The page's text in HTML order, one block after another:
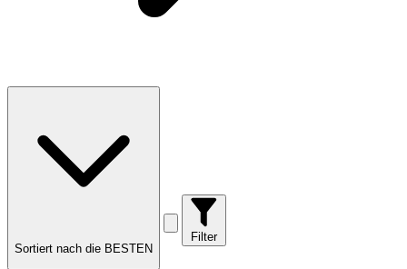
Sortiert nach die BESTEN
Filter